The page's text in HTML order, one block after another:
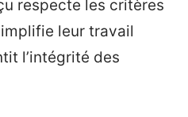
respecte les critères
leur travail
l’intégrité des